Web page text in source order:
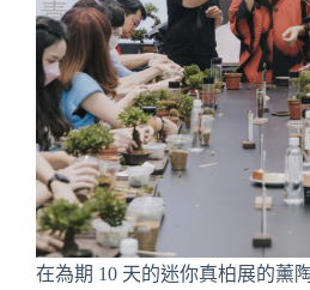
在為期 10 天的迷你真柏展的薰